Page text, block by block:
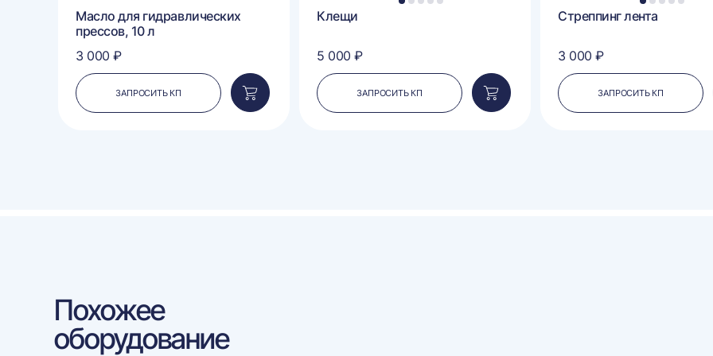
Масло для гидравлических
прессов, 10 л
3 000 ₽
ЗАПРОСИТЬ КП
Добавить
в
1 2 3 4 5
Клещи
5 000 ₽
ЗАПРОСИТЬ КП
Добавить
в
1 2 3 4 5
Стреппинг лента
3 000 ₽
ЗАПРОСИТЬ КП
Похожее
оборудование